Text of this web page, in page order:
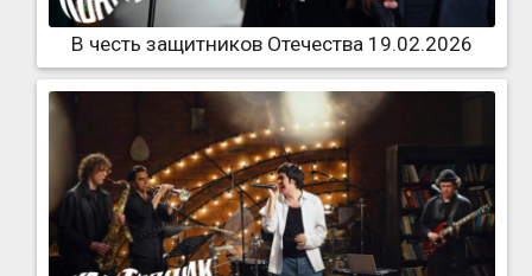
В честь защитников Отечества 19.02.2026